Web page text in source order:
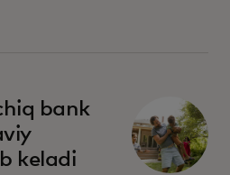
bank
keladi